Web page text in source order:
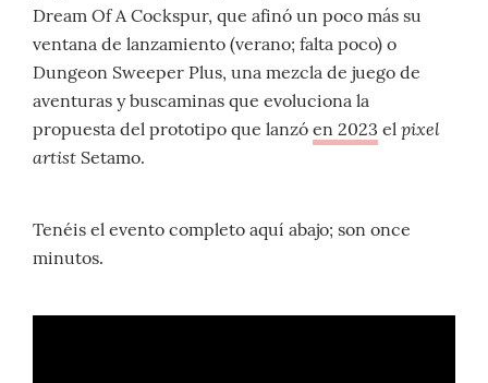
Dream Of A Cockspur, que afinó un poco más su
ventana de lanzamiento (verano; falta poco) o
Dungeon Sweeper Plus, una mezcla de juego de
aventuras y buscaminas que evoluciona la
propuesta del prototipo que lanzó en 2023 el pixel
artist Setamo.
Tenéis el evento completo aquí abajo; son once
minutos.